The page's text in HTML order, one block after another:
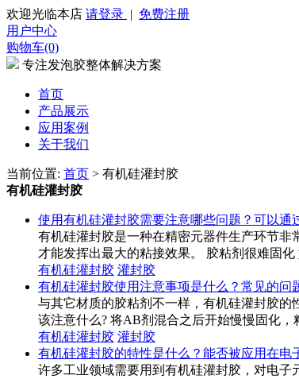
欢迎光临本店 请登录 | 免费注册
用户中心
购物车(0)
专注发泡胶整体解决方案
首页
产品展示
应用案例
关于我们
当前位置: 首页 > 有机硅灌封胶
有机硅灌封胶
使用有机硅灌封胶需要注意哪些问题？可以通
有机硅灌封胶是一种在精密元器件生产环节
才能发挥出最大的粘接效果。 胶粘剂很难固化
有机硅灌封胶 灌封胶
有机硅灌封胶使用注意事项是什么？常见的问
与其它材质的胶粘剂不一样，有机硅灌封胶
该注意什么? 将AB剂混合之后开始慢慢固化，
有机硅灌封胶 灌封胶
有机硅灌封胶的特性是什么？能否被应用在电
许多工业领域需要用到有机硅灌封胶，对电